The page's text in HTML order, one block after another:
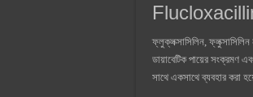
ফ্লুক্লক্সাসিলিন,
ডায়াবেটিক পায়ের সংক্রমণ
সাথে একসাথে ব্যবহার করা